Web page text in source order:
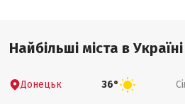
Найбільші міста в Україні
Донецьк 36°